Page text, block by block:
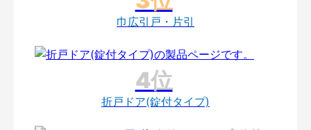
巾広引戸・片引
折戸ドア(錠付タイプ)